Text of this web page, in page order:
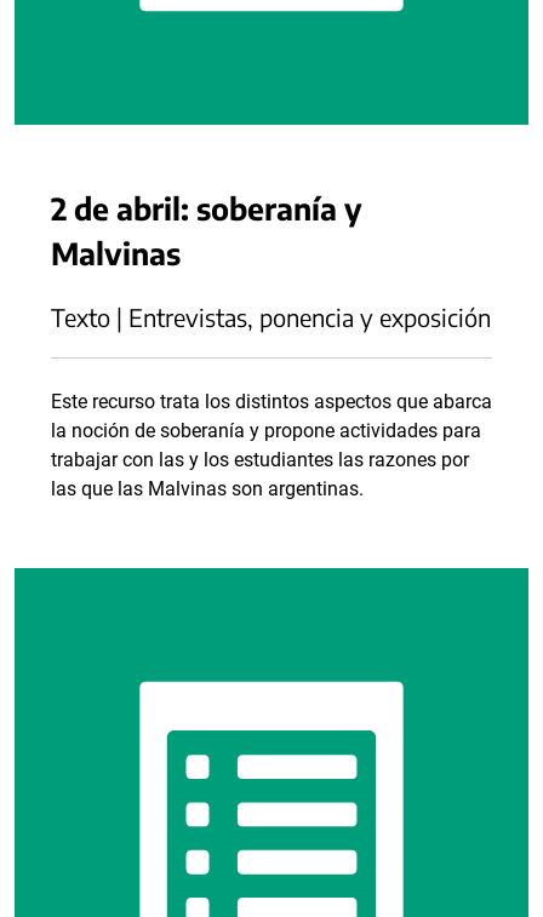
2 de abril: soberanía y
Malvinas
Texto | Entrevistas, ponencia y exposición
Este recurso trata los distintos aspectos que abarca
la noción de soberanía y propone actividades para
trabajar con las y los estudiantes las razones por
las que las Malvinas son argentinas.